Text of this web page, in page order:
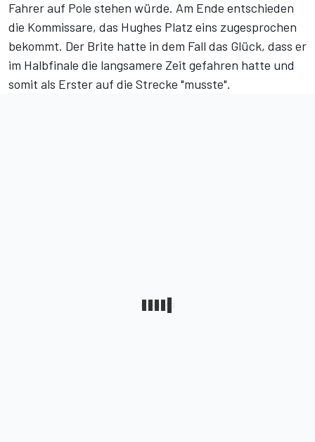
Fahrer auf Pole stehen würde. Am Ende entschieden
die Kommissare, das Hughes Platz eins zugesprochen
bekommt. Der Brite hatte in dem Fall das Glück, dass er
im Halbfinale die langsamere Zeit gefahren hatte und
somit als Erster auf die Strecke "musste".